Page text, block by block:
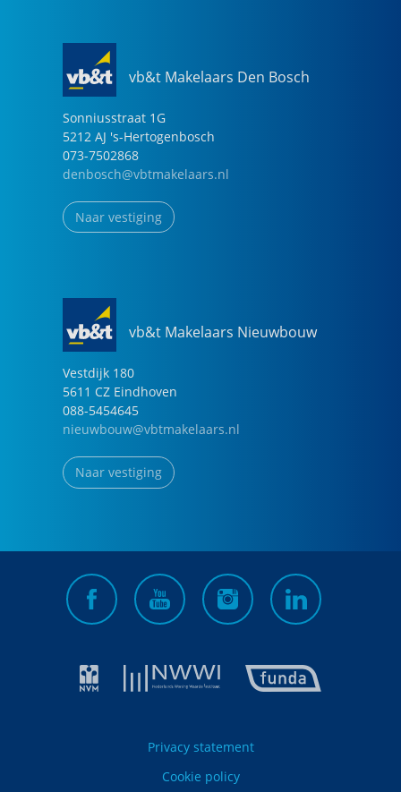
vb&t Makelaars Den Bosch
Sonniusstraat 1G
5212 AJ 's-Hertogenbosch
073-7502868
denbosch@vbtmakelaars.nl
Naar vestiging
vb&t Makelaars Nieuwbouw
Vestdijk 180
5611 CZ Eindhoven
088-5454645
nieuwbouw@vbtmakelaars.nl
Naar vestiging
Privacy statement
Cookie policy